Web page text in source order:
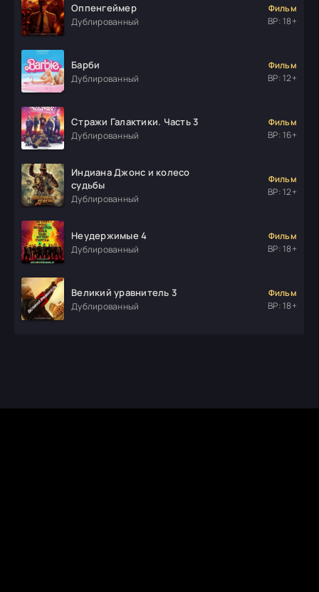
Оппенгеймер
Дублированный
Фильм
ВР: 18+
Барби
Дублированный
Фильм
ВР: 12+
Стражи Галактики. Часть 3
Дублированный
Фильм
ВР: 16+
Индиана Джонс и колесо
судьбы
Дублированный
Фильм
ВР: 12+
Неудержимые 4
Дублированный
Фильм
ВР: 18+
Великий уравнитель 3
Дублированный
Фильм
ВР: 18+